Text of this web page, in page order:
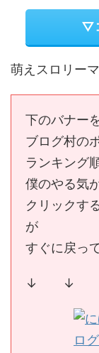
▽
萌えスロリー
下のバナー
ブログ村の
ランキング
僕のやる気
クリックす
が
すぐに戻っ
↓ ↓